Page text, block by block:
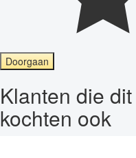
Doorgaan
Klanten die
kochten ook